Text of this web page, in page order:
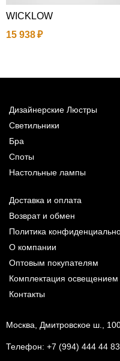
WICKLOW
15 938
Дизайнерские Люстры
Светильники
Бра
Споты
Настольные лампы
Доставка и оплата
Возврат и обмен
Политика
О компании
Оптовым покупателям
Комплектация освещением
Контакты
Москва, Дмитровское ш.,
Телефон: +7 (994) 444 44 83